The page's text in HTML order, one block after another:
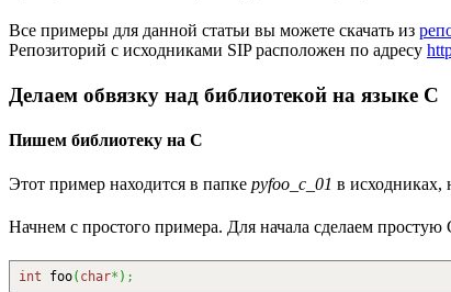
Все примеры для данной статьи вы можете скачать из
Репозиторий с исходниками SIP расположен по адресу
Делаем обвязку над библиотекой на языке C
Пишем библиотеку на C
Этот пример находится в папке pyfoo_c_01 в исходниках,
Начнем с простого примера. Для начала сделаем
int foo( char* ) ;